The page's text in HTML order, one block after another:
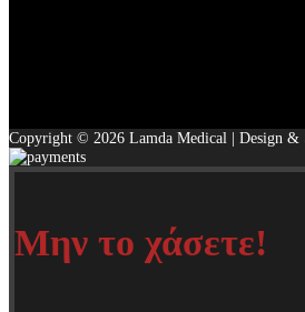
Copyright © 2026 Lamda Medical | Design
Μην το χάσετε!